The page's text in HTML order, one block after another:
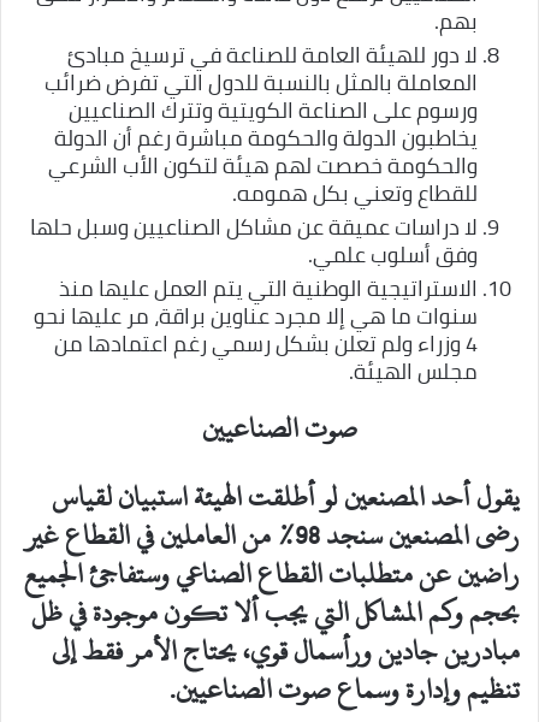
بهم.
لا دور للهيئة العامة للصناعة في ترسيخ مبادئ
المعاملة بالمثل بالنسبة للدول التي تفرض ضرائب
ورسوم على الصناعة الكويتية وتترك الصناعيين
يخاطبون الدولة والحكومة مباشرة رغم أن الدولة
والحكومة خصصت لهم هيئة لتكون الأب الشرعي
للقطاع وتعني بكل همومه.
لا دراسات عميقة عن مشاكل الصناعيين وسبل حلها
وفق أسلوب علمي.
الاستراتيجية الوطنية التي يتم العمل عليها منذ
سنوات ما هي إلا مجرد عناوين براقة، مر عليها نحو
4 وزراء ولم تعلن بشكل رسمي رغم اعتمادها من
مجلس الهيئة.
صوت الصناعيين
يقول أحد المصنعين لو أطلقت الهيئة استبيان لقياس
رضى المصنعين سنجد 98% من العاملين في القطاع غير
راضين عن متطلبات القطاع الصناعي وستفاجئ الجميع
بحجم وكم المشاكل التي يجب ألا تكون موجودة في ظل
مبادرين جادين ورأسمال قوي، يحتاج الأمر فقط إلى
تنظيم وإدارة وسماع صوت الصناعيين.